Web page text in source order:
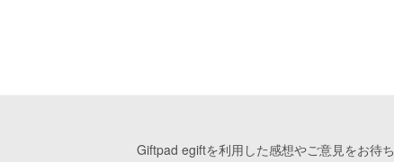
Giftpad egiftを利用した感想やご意見をお待ち